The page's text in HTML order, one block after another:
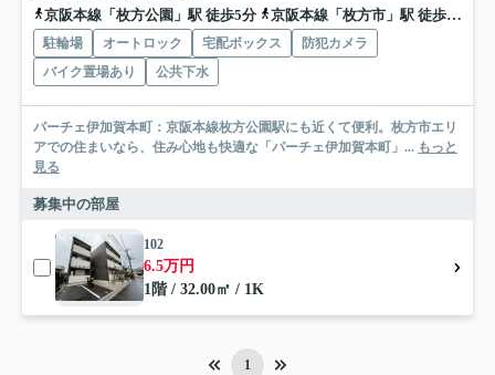
京阪本線「枚方公園」駅 徒歩5分
京阪本線「枚方市」駅 徒歩19分
駐輪場 オートロック 宅配ボックス
防犯カメラ
バイク置場あり
公共下水
パーチェ伊加賀本町：京阪本線枚方公園駅にも近くて便利。枚方市エリ
アでの住まいなら、住み心地も快適な「パーチェ伊加賀本町」... もっと
見る
募集中の部屋
102
6.5万円
1階 / 32.00㎡ / 1K
1